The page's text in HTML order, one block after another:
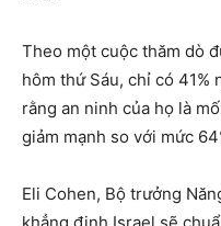
Theo một cuộc thăm dò
hôm thứ Sáu, chỉ có
rằng an ninh của họ là
giảm mạnh so với mức
Eli Cohen, Bộ trưởng